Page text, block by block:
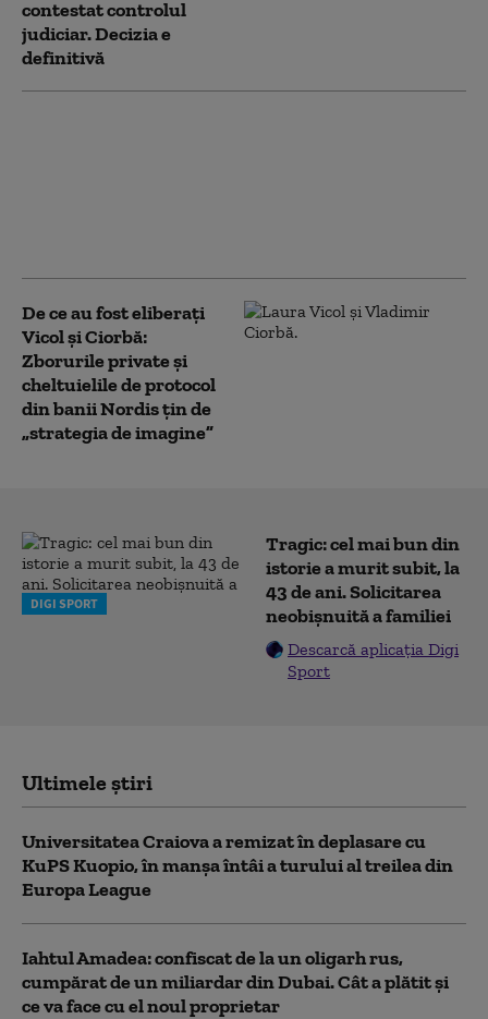
contestat controlul
judiciar. Decizia e
definitivă
De ce au fost eliberați
Vicol și Ciorbă:
Zborurile private și
cheltuielile de protocol
din banii Nordis țin de
„strategia de imagine”
DIGI SPORT
Tragic: cel mai bun din
istorie a murit subit, la
43 de ani. Solicitarea
neobișnuită a familiei
Descarcă aplicația Digi
Sport
Ultimele știri
Universitatea Craiova a remizat în deplasare cu
KuPS Kuopio, în manşa întâi a turului al treilea din
Europa League
Iahtul Amadea: confiscat de la un oligarh rus,
cumpărat de un miliardar din Dubai. Cât a plătit și
ce va face cu el noul proprietar